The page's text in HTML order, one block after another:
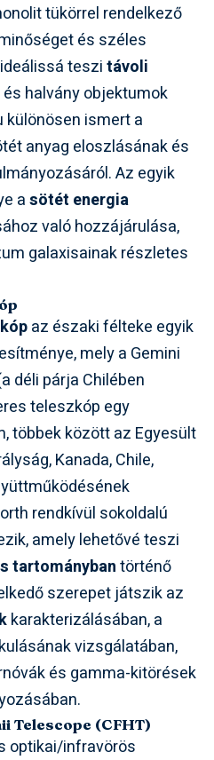
tükörrel rendelkező
és széles
teszitávoli
és halvány objektumok
különösen ismert a
anyag eloszlásának és
Az egyik
asötét energia
való hozzájárulása,
galaxisainak részletes
az északi félteke egyik
mely a Gemini
déli párja Chilében
teleszkóp egy
többek között az Egyesült
Kanada, Chile,
rendkívül sokoldalú
amely lehetővé teszi
tartománybantörténő
szerepet játszik az
karakterizálásában, a
vizsgálatában,
és gamma-kitörések
Telescope (CFHT)
optikai/infravörös